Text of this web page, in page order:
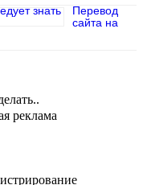
Перевод
сайта на
реклама